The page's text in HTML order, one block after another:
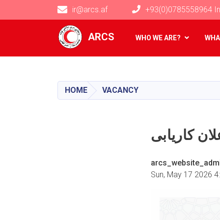
ARCS
ir@arcs.af +93(0)0785558964
Main navigation
WHO WE ARE?
HOME VACANCY
Sun, May 17 2026